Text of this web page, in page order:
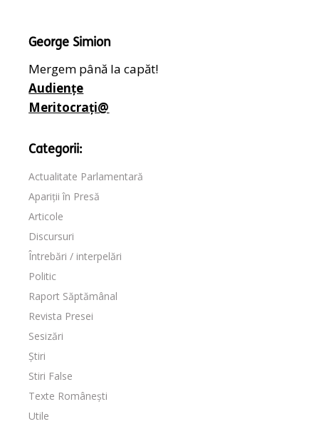
George Simion
Mergem până la capăt!
Audiențe
Meritocrați@
Categorii:
Actualitate Parlamentară
Apariții în Presă
Articole
Discursuri
Întrebări / interpelări
Politic
Raport Săptămânal
Revista Presei
Sesizări
Știri
Stiri False
Texte Românești
Utile